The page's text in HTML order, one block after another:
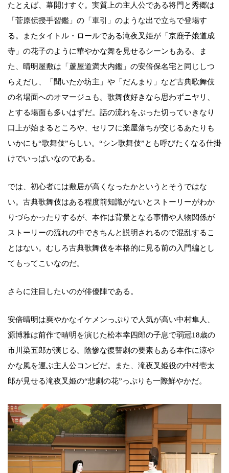
たとえば、幕開けすぐ。実質上の主人公である将門と秀郷は
「菅原伝授手習鑑」の「車引」のような出で立ちで登場す
る。またタイトル・ロールである滝夜叉姫が「京鹿子娘道成
寺」の花子のように華やかな舞を見せるシーンもある。ま
た、晴明屋敷は「蘆屋道満大内鑑」の安倍保名宅と同じしつ
らえだし、「聞いたか坊主」や「だんまり」など古典歌舞伎
の名場面へのオマージュも。歌舞伎好きなら思わずニヤリ、
とする場面も多いはずだ。話の流れをぶった切っていきなり
口上が始まるところや、セリフに楽屋落ちが交じるあたりも
いかにも“歌舞伎”らしい。“シン歌舞伎”とも呼びたくなる仕掛
けでいっぱいなのである。
では、初心者には敷居が高くなったかというとそうではな
い。古典歌舞伎はある程度前知識がないとストーリーがわか
りづらかったりするが、本作は背景となる事情や人物関係が
ストーリーの流れの中できちんと説明されるので混乱するこ
とはない。むしろ古典歌舞伎を本格的に見る前の入門編とし
てもってこいなのだ。
さらに注目したいのが俳優陣である。
安倍晴明は爽やかなイケメンっぷりで人気が高い中村隼人、
源博雅は前作で晴明を演じた松本幸四郎の子息で弱冠18歳の
市川染五郎が演じる。陰惨な復讐劇の要素もある本作に涼や
かな風を運ぶ主人公コンビだ。また、滝夜叉姫役の中村壱太
郎が見せる滝夜叉姫の“悲劇の花”っぷりも一際鮮やかだ。